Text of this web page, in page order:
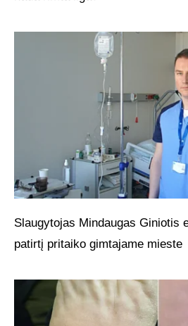
Slaugytojas Mindaugas Giniotis
patirtį pritaiko gimtajame mieste